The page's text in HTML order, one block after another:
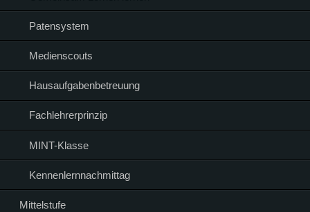
Patensystem
Medienscouts
Hausaufgabenbetreuung
Fachlehrerprinzip
MINT-Klasse
Kennenlernnachmittag
Mittelstufe